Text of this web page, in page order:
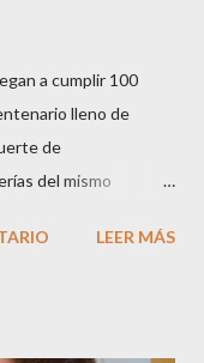
a cumplir 100
lleno de
de
del mismo
hijas Carolina (CEO
LEER MÁS